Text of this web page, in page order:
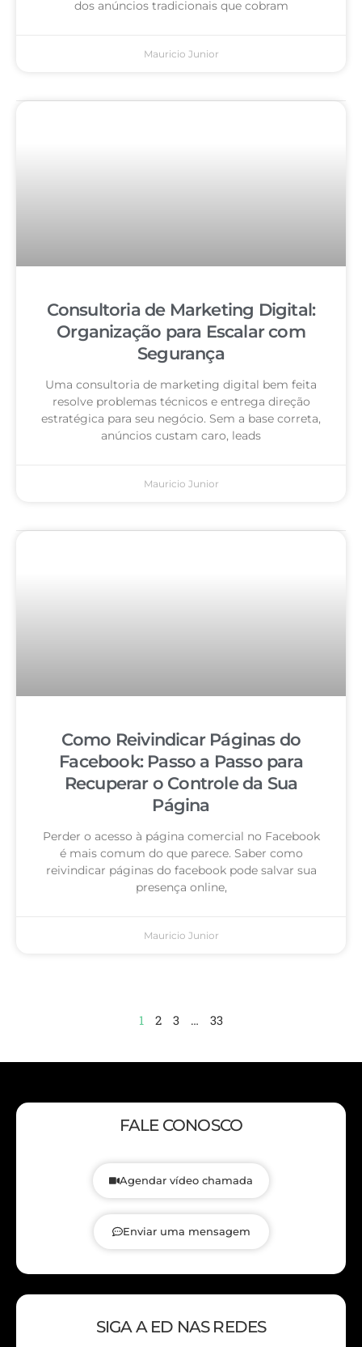
dos anúncios tradicionais que cobram
Mauricio Junior
Consultoria de Marketing Digital:
Organização para Escalar com
Segurança
Uma consultoria de marketing digital bem feita
resolve problemas técnicos e entrega direção
estratégica para seu negócio. Sem a base correta,
anúncios custam caro, leads
Mauricio Junior
Como Reivindicar Páginas do
Facebook: Passo a Passo para
Recuperar o Controle da Sua
Página
Perder o acesso à página comercial no Facebook
é mais comum do que parece. Saber como
reivindicar páginas do facebook pode salvar sua
presença online,
Mauricio Junior
1 2 3 … 33
FALE CONOSCO
Agendar vídeo chamada
Enviar uma mensagem
SIGA A ED NAS REDES